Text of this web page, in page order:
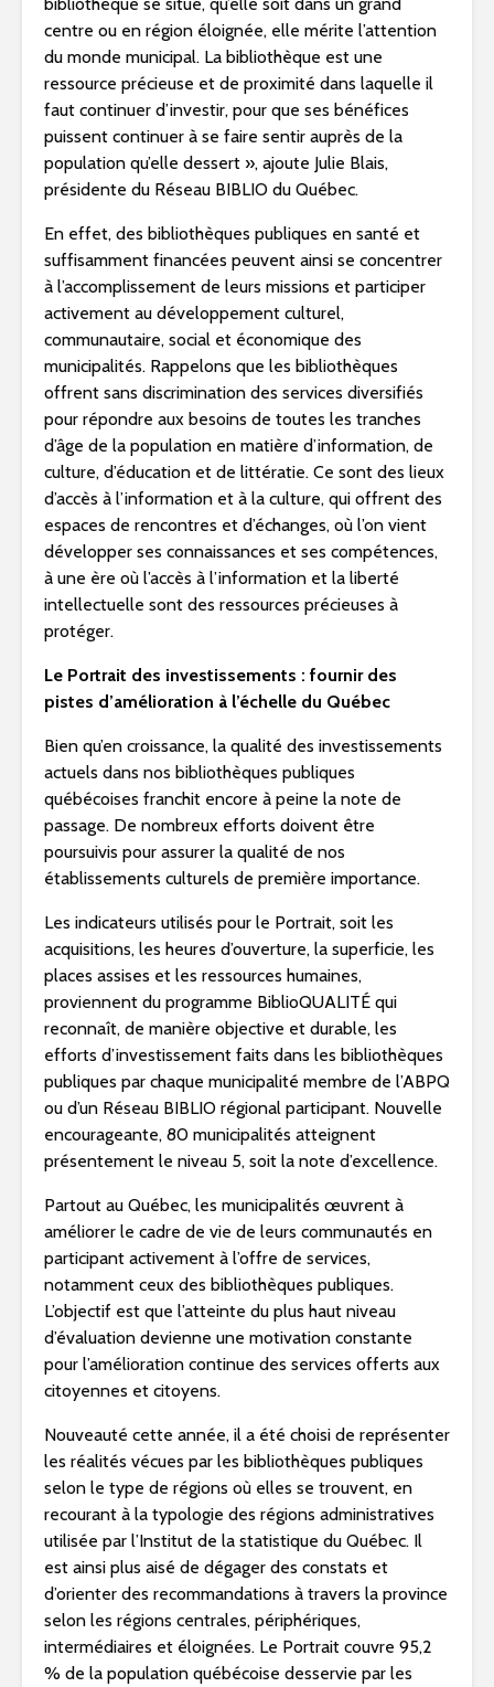
centre ou en région éloignée, elle mérite l’attention
du monde municipal. La bibliothèque est une
ressource précieuse et de proximité dans laquelle il
faut continuer d’investir, pour que ses bénéfices
puissent continuer à se faire sentir auprès de la
population qu’elle dessert », ajoute Julie Blais,
présidente du Réseau BIBLIO du Québec.
En effet, des bibliothèques publiques en santé et
suffisamment financées peuvent ainsi se concentrer
à l’accomplissement de leurs missions et participer
activement au développement culturel,
communautaire, social et économique des
municipalités. Rappelons que les bibliothèques
offrent sans discrimination des services diversifiés
pour répondre aux besoins de toutes les tranches
d’âge de la population en matière d’information, de
culture, d’éducation et de littératie. Ce sont des lieux
d’accès à l’information et à la culture, qui offrent des
espaces de rencontres et d’échanges, où l’on vient
développer ses connaissances et ses compétences,
à une ère où l’accès à l’information et la liberté
intellectuelle sont des ressources précieuses à
protéger.
Le Portrait des investissements : fournir des
pistes d’amélioration à l’échelle du Québec
Bien qu’en croissance, la qualité des investissements
actuels dans nos bibliothèques publiques
québécoises franchit encore à peine la note de
passage. De nombreux efforts doivent être
poursuivis pour assurer la qualité de nos
établissements culturels de première importance.
Les indicateurs utilisés pour le Portrait, soit les
acquisitions, les heures d’ouverture, la superficie, les
places assises et les ressources humaines,
proviennent du programme BiblioQUALITÉ qui
reconnaît, de manière objective et durable, les
efforts d’investissement faits dans les bibliothèques
publiques par chaque municipalité membre de l’ABPQ
ou d’un Réseau BIBLIO régional participant. Nouvelle
encourageante, 80 municipalités atteignent
présentement le niveau 5, soit la note d’excellence.
Partout au Québec, les municipalités œuvrent à
améliorer le cadre de vie de leurs communautés en
participant activement à l’offre de services,
notamment ceux des bibliothèques publiques.
L’objectif est que l’atteinte du plus haut niveau
d’évaluation devienne une motivation constante
pour l’amélioration continue des services offerts aux
citoyennes et citoyens.
Nouveauté cette année, il a été choisi de représenter
les réalités vécues par les bibliothèques publiques
selon le type de régions où elles se trouvent, en
recourant à la typologie des régions administratives
utilisée par l’Institut de la statistique du Québec. Il
est ainsi plus aisé de dégager des constats et
d’orienter des recommandations à travers la province
selon les régions centrales, périphériques,
intermédiaires et éloignées. Le Portrait couvre 95,2
% de la population québécoise desservie par les